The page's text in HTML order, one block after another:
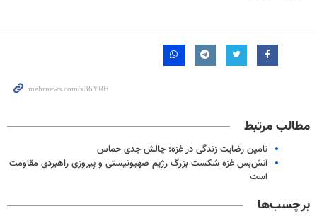
مطالب مرتبط
تامین رضایت زندگی در غزه؛ چالش جدی حماس
آتش‌بس غزه شکست بزرگ رژیم صهیونیستی و پیروزی راهبردی مقاومت
است
برچسب‌ها